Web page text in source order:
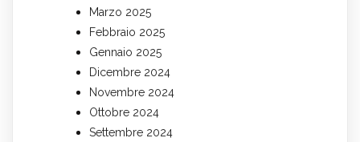
Marzo 2025
Febbraio 2025
Gennaio 2025
Dicembre 2024
Novembre 2024
Ottobre 2024
Settembre 2024